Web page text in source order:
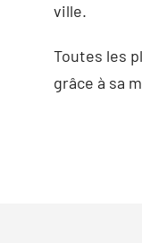
ville.
Toutes les
grâce à sa